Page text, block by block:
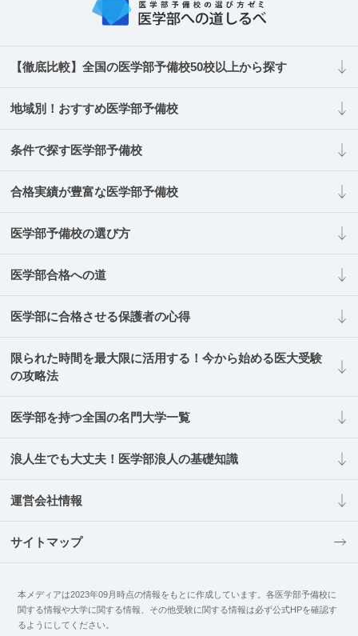
【徹底比較】全国の医学部予備校50校以上から探す
地域別！おすすめ医学部予備校
条件で探す医学部予備校
合格実績が豊富な医学部予備校
医学部予備校の選び方
医学部合格への道
医学部に合格させる保護者の心得
限られた時間を最大限に活用する！今から始める医大受験
の攻略法
医学部を持つ全国の名門大学一覧
浪人生でも大丈夫！医学部浪人の基礎知識
運営会社情報
サイトマップ
本メディアは2023年09月時点の情報をもとに作成しています。各医学部予備校に
関する情報や大学に関する情報、その他受験に関する情報は必ず公式HPを確認す
るようにしてください。